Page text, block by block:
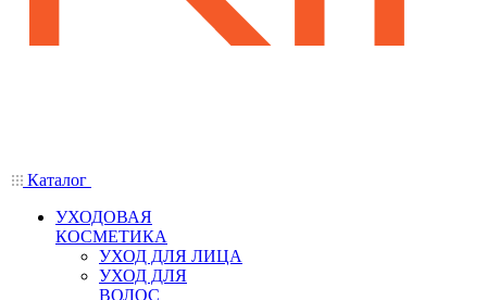
Каталог
УХОДОВАЯ
КОСМЕТИКА
УХОД ДЛЯ ЛИЦА
УХОД ДЛЯ
ВОЛОС